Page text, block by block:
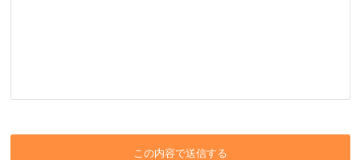
この内容で送信する